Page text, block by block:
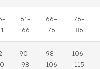
61–
66
66–
76
76–
86
90–
98
98–
106
106–
115